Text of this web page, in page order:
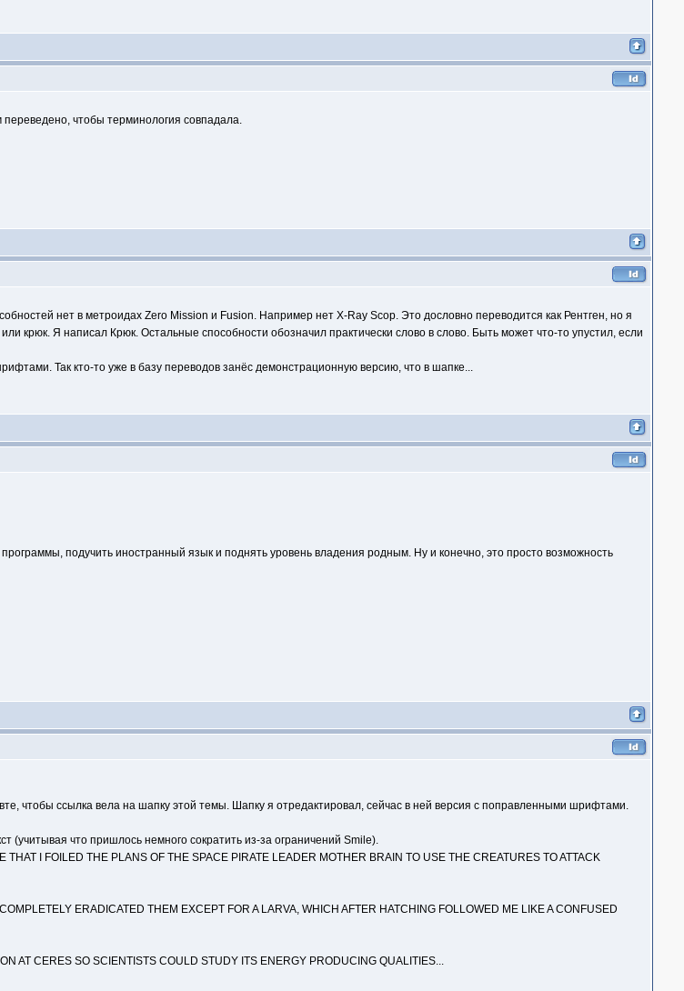
чтобы терминология совпадала.
нет в метроидах Zero Mission и Fusion. Например нет X-Ray Scop. Это дословно переводится как Рентген, но я
крюк. Я написал Крюк. Остальные способности обозначил практически слово в слово. Быть может что-то упустил, если
Так кто-то уже в базу переводов занёс демонстрационную версию, что в шапке...
подучить иностранный язык и поднять уровень владения родным. Ну и конечно, это просто возможность
чтобы ссылка вела на шапку этой темы. Шапку я отредактировал, сейчас в ней версия с поправленными шрифтами.
что пришлось немного сократить из-за ограничений Smile).
THAT I FOILED THE PLANS OF THE SPACE PIRATE LEADER MOTHER BRAIN TO USE THE CREATURES TO ATTACK
ERADICATED THEM EXCEPT FOR A LARVA, WHICH AFTER HATCHING FOLLOWED ME LIKE A CONFUSED
AT CERES SO SCIENTISTS COULD STUDY ITS ENERGY PRODUCING QUALITIES...